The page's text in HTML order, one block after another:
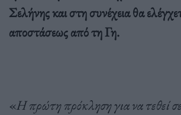
Σελήνης και στη συνέχεια θα
αποστάσεως από τη Γη.
«Η πρώτη πρόκληση για να τεθεί